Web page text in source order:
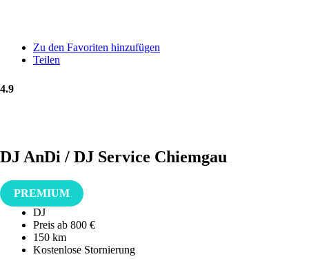
Zu den Favoriten hinzufügen
Teilen
4.9
DJ AnDi / DJ Service Chiemgau
PREMIUM
DJ
Preis ab 800 €
150 km
Kostenlose Stornierung